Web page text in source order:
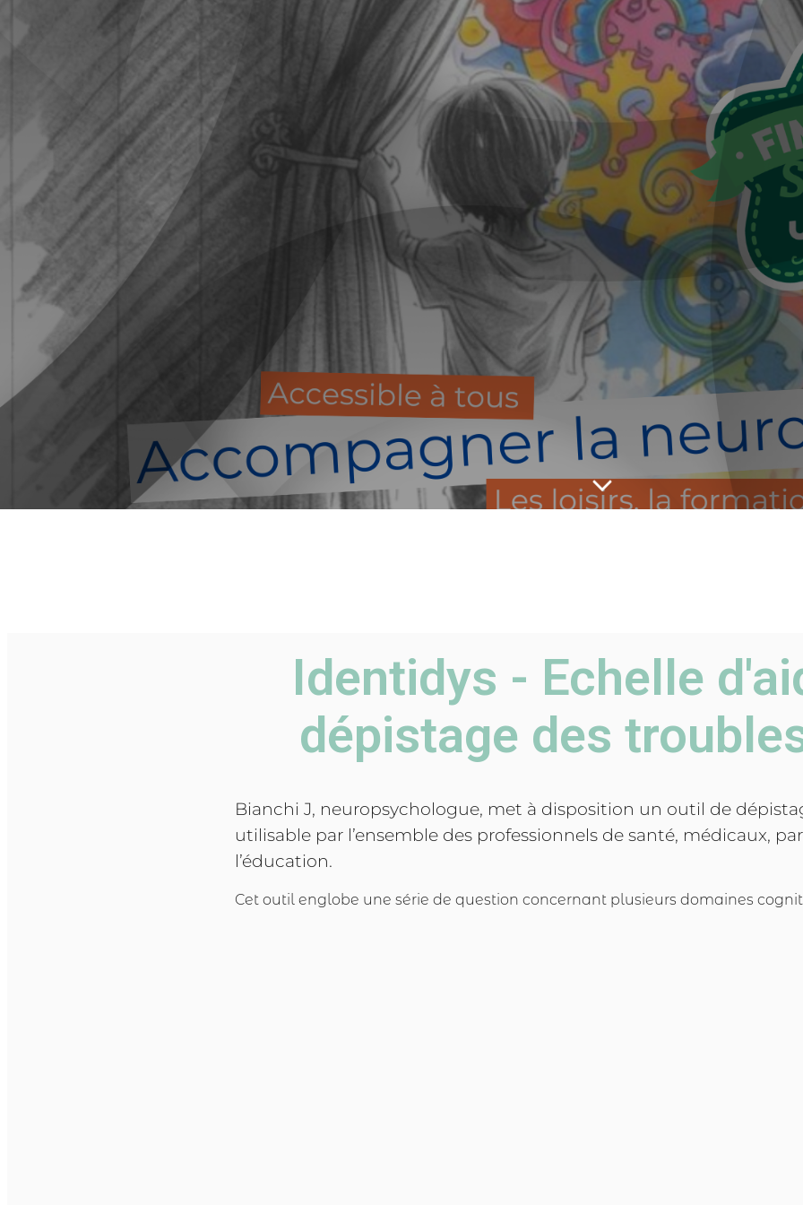
Identidys - Echelle
dépistage des
Bianchi J, neuropsychologue, met à disposition un outil de
utilisable par l’ensemble des professionnels de santé, médicaux,
l’éducation.
Cet outil englobe une série de question concernant plusieurs domaines